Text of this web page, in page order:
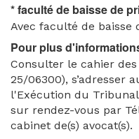
* faculté de baisse de
Avec faculté de baisse
Pour plus
Consulter le cahier des
25/06300), s’adresser
l'Exécution du Tribunal
sur rendez-vous par
cabinet de(s) avocat(s).